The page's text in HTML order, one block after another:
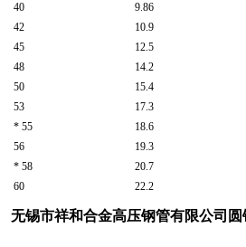
40
9.86
42
10.9
45
12.5
48
14.2
50
15.4
53
17.3
* 55
18.6
56
19.3
* 58
20.7
60
22.2
无锡市祥和合金高压钢管有限公司